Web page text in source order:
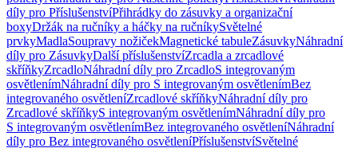
díly pro PříslušenstvíPřihrádky do zásuvky a organizační
boxyDržák na ručníky a háčky na ručníkySvětelné
prvkyMadlaSoupravy nožičekMagnetické tabuleZásuvkyNáhradní
díly pro ZásuvkyDalší příslušenstvíZrcadla a zrcadlové
skříňkyZrcadloNáhradní díly pro ZrcadloS integrovaným
osvětlenímNáhradní díly pro S integrovaným osvětlenímBez
integrovaného osvětleníZrcadlové skříňkyNáhradní díly pro
Zrcadlové skříňkyS integrovaným osvětlenímNáhradní díly pro
S integrovaným osvětlenímBez integrovaného osvětleníNáhradní
díly pro Bez integrovaného osvětleníPříslušenstvíSvětelné